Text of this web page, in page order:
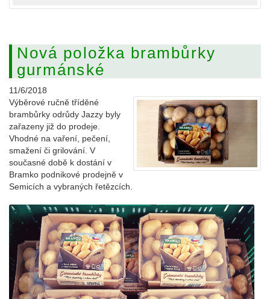
Nová položka brambůrky
gurmánské
11/6/2018
Výběrové ručně tříděné
brambůrky odrůdy Jazzy byly
zařazeny již do prodeje.
Vhodné na vaření, pečení,
smažení či grilování. V
současné době k dostání v
Bramko podnikové prodejně v
Semicích a vybraných řetězcích.